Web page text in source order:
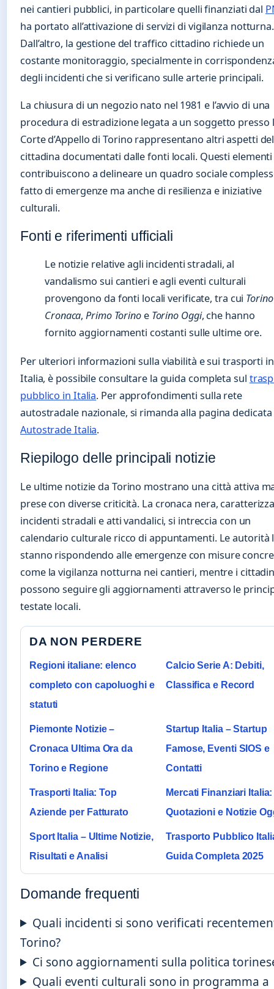
nei cantieri pubblici, in particolare quelli finanziati dal
ha portato all’attivazione di servizi di vigilanza notturna.
Dall’altro, la gestione del traffico cittadino richiede un
costante monitoraggio, specialmente in
degli incidenti che si verificano sulle arterie principali.
La chiusura di un negozio nato nel 1981 e l’avvio di una
procedura di estradizione legata a un soggetto presso
Corte d’Appello di Torino rappresentano altri aspetti
cittadina documentati dalle fonti locali. Questi elementi
contribuiscono a delineare un quadro sociale
fatto di emergenze ma anche di resilienza e iniziative
culturali.
Fonti e riferimenti ufficiali
Le notizie relative agli incidenti stradali, al
vandalismo sui cantieri e agli eventi culturali
provengono da fonti locali verificate, tra cui Torino
Cronaca,Primo Torinoe Torino Oggi, che hanno
fornito aggiornamenti costanti sulle ultime ore.
Per ulteriori informazioni sulla viabilità e sui trasporti in
Italia, è possibile consultare la guida completa sul
pubblico in Italia. Per approfondimenti sulla rete
autostradale nazionale, si rimanda alla pagina dedicata
Autostrade Italia.
Riepilogo delle principali notizie
Le ultime notizie da Torino mostrano una città attiva
prese con diverse criticità. La cronaca nera,
incidenti stradali e atti vandalici, si intreccia con un
calendario culturale ricco di appuntamenti. Le autorità
stanno rispondendo alle emergenze con misure
come la vigilanza notturna nei cantieri, mentre i
possono seguire gli aggiornamenti attraverso le
testate locali.
DA NON PERDERE
Regioni italiane: elenco
completo con capoluoghi e
statuti
Calcio Serie A: Debiti,
Classifica e Record
Piemonte Notizie –
Cronaca Ultima Ora da
Torino e Regione
Startup Italia – Startup
Famose, Eventi SIOS e
Contatti
Trasporti Italia: Top
Aziende per Fatturato
Mercati Finanziari Italia:
Quotazioni e Notizie
Sport Italia – Ultime Notizie,
Risultati e Analisi
Trasporto Pubblico
Guida Completa 2025
Domande frequenti
Quali incidenti si sono verificati
Torino?
Ci sono aggiornamenti sulla politica
Quali eventi culturali sono in programma a